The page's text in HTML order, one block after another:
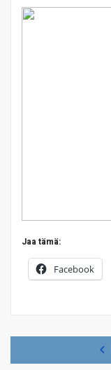
Jaa tämä:
Facebook